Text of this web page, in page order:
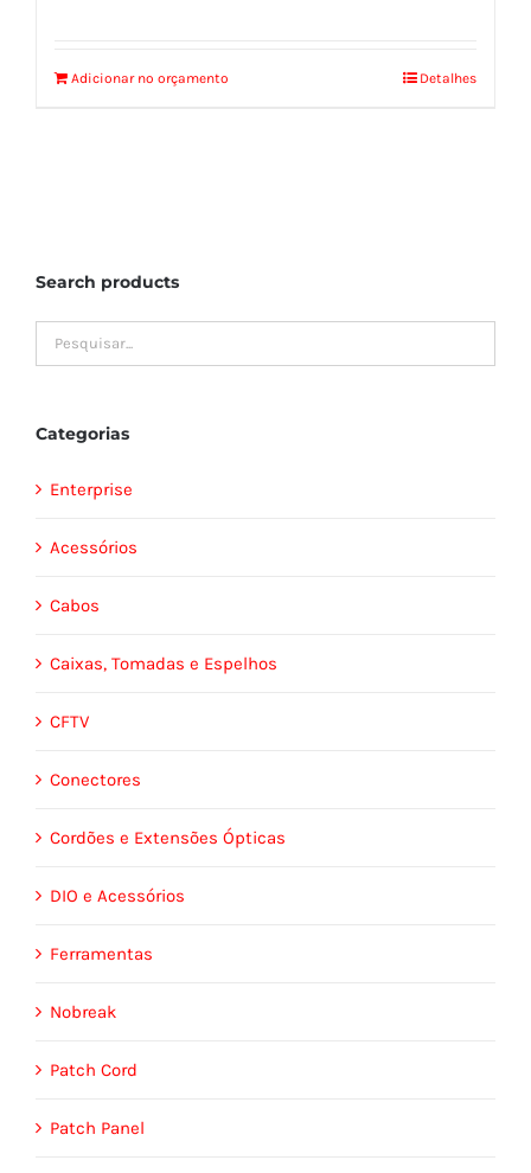
Adicionar no orçamento Detalhes
Search products
Categorias
Enterprise
Acessórios
Cabos
Caixas, Tomadas e Espelhos
CFTV
Conectores
Cordões e Extensões Ópticas
DIO e Acessórios
Ferramentas
Nobreak
Patch Cord
Patch Panel